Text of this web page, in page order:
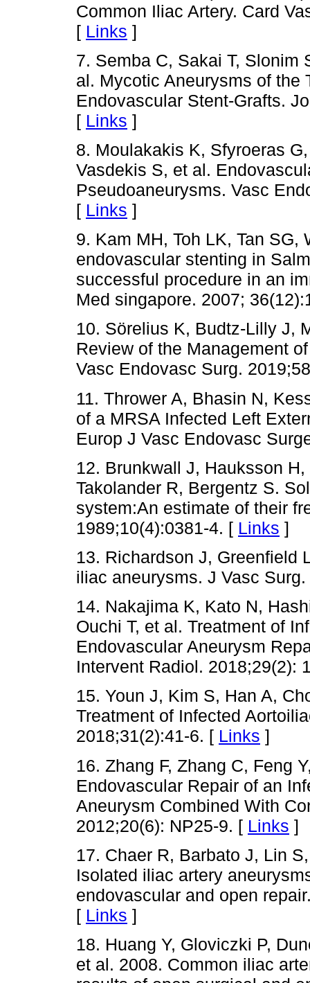
Common Iliac Artery. Card
[ Links ]
7. Semba C, Sakai T, Slonim
al. Mycotic Aneurysms of the
Endovascular Stent-Grafts.
[ Links ]
8. Moulakakis K, Sfyroeras
Vasdekis S, et al.
Pseudoaneurysms. Vasc
[ Links ]
9. Kam MH, Toh LK, Tan
endovascular stenting in
successful procedure in an
Med singapore. 2007;
10. Sörelius K, Budtz-Lilly J,
Review of the Management
Vasc Endovasc Surg.
11. Thrower A, Bhasin N,
of a MRSA Infected Left
Europ J Vasc Endovasc
12. Brunkwall J, Hauksson
Takolander R, Bergentz S.
system:An estimate of their
1989;10(4):0381-4. [ Links ]
13. Richardson J, Greenfield
iliac aneurysms. J Vasc
14. Nakajima K, Kato N,
Ouchi T, et al. Treatment of
Endovascular Aneurysm
Intervent Radiol. 2018;29(2):
15. Youn J, Kim S, Han A,
Treatment of Infected
2018;31(2):41-6. [ Links ]
16. Zhang F, Zhang C, Feng
Endovascular Repair of an
Aneurysm Combined With
2012;20(6): NP25-9. [ Links ]
17. Chaer R, Barbato J, Lin
Isolated iliac artery
endovascular and open
[ Links ]
18. Huang Y, Gloviczki P,
et al. 2008. Common iliac